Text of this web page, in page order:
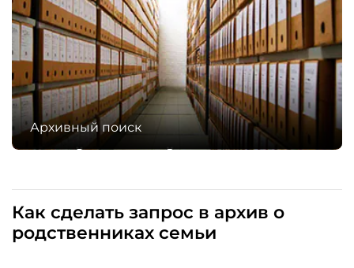
Архивный поиск
Как сделать запрос в архив о
родственниках семьи